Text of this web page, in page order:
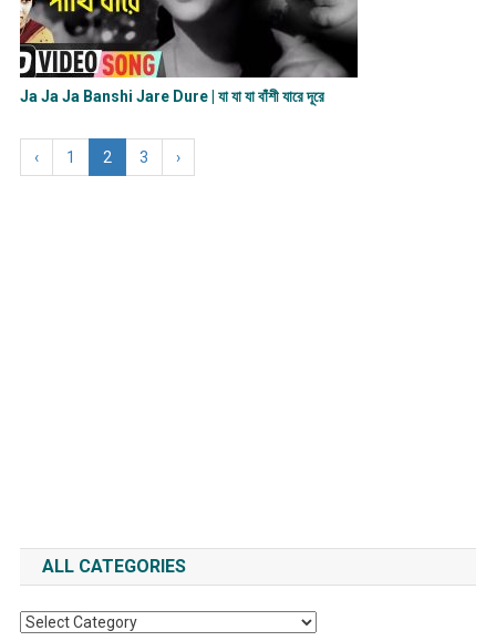
Ja Ja Ja Banshi Jare Dure | যা যা যা বাঁশী যারে দূরে
‹ 1 2 3 ›
ALL CATEGORIES
All